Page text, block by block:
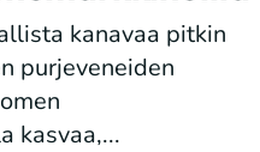
kanavaa pitkin
purjeveneiden
kasvaa,...